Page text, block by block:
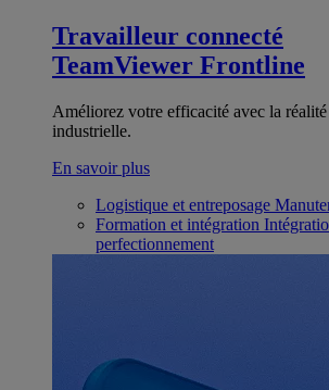
Travailleur connecté
TeamViewer Frontline
Améliorez votre efficacité avec la réalité
industrielle.
En savoir plus
Logistique et entreposage
Formation et intégration
perfectionnement